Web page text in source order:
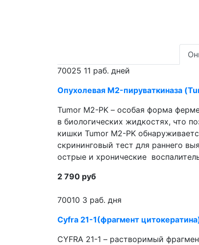
70025 11 раб. дней
Опухолевая M2-пируваткиназа
Tumor M2-PK – особая форма
в биологических жидкостях, что позволяет использовать
кишки Tumor M2-PK
скрининговый тест для раннего
острые и хронические
2 790 руб
70010 3 раб. дня
Cyfra 21-1(фрагмент
CYFRA 21-1 – растворимый